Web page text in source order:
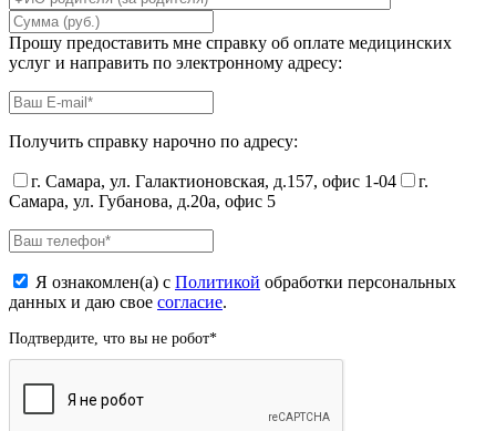
Прошу предоставить мне справку об оплате медицинских
услуг и направить по электронному адресу:
Получить справку нарочно по адресу:
г. Самара, ул. Галактионовская, д.157, офис 1-04
г.
Самара, ул. Губанова, д.20а, офис 5
Я ознакомлен(а) с Политикой обработки персональных
данных и даю свое согласие.
Подтвердите, что вы не робот*